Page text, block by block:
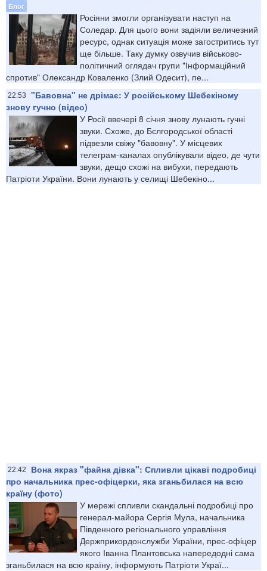
Блог
Росіяни змогли організувати наступ на
Соледар. Для цього вони задіяли величезний
ресурс, однак ситуація може загостритись тут
ще більше. Таку думку озвучив військово-
політичний оглядач групи "Інформаційний
спротив" Олександр Коваленко (Злий Одесит), пе...
22:53
"Бавовна" не дрімає: У російському Шебекіному
знову гучно (відео)
У Росії ввечері 8 січня знову лунають гучні
звуки. Схоже, до Бєлгородської області
підвезли свіжу "бавовну". У місцевих
телеграм-каналах опублікували відео, де чути
звуки, дещо схожі на вибухи, передають
Патріоти України. Вони лунають у селищі Шебекіно...
22:42
Вона якраз "файна дівка": Спливли цікаві подробиці
про начальника прес-офіцерки, яка зганьбилася на всю
країну (фото)
У мережі спливли скандальні подробиці про
генерал-майора Сергія Мула, начальника
Південного регіонального управління
Держприкордонслужби України, прес-офіцер
якого Іванна Плантовська напередодні сама
зганьбилася на всю країну, інформують Патріоти Украї...